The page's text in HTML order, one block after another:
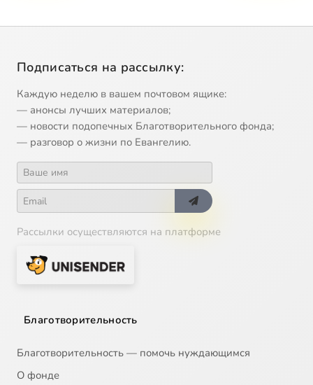
Подписаться на рассылку:
Каждую неделю в вашем почтовом ящике:
— анонсы лучших материалов;
— новости подопечных Благотворительного фонда;
— разговор о жизни по Евангелию.
Рассылки осуществляются на платформе
Благотворительность
Благотворительность — помочь нуждающимся
О фонде